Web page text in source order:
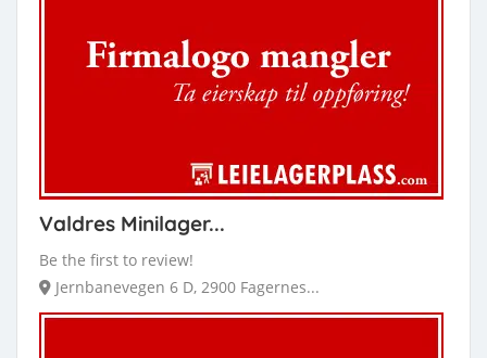
Valdres Minilager...
Be the first to review!
Jernbanevegen 6 D, 2900 Fagernes...